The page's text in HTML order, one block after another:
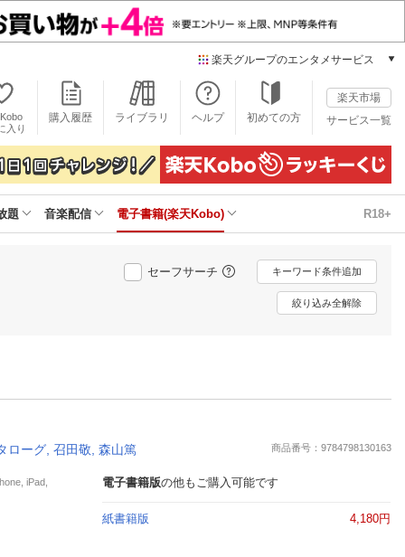
楽天グループのエンタメサービス
本/ゲーム/CD/DVD
楽天ブックス
電子書籍
楽天Kobo
雑誌読み放題
楽天ミュージック
動画配信
楽天TV
動画配信ガイド
推し楽
入り
購入履歴 ライブラリ ヘルプ 初めての方
楽天市場
サービス一覧
題 音楽配信 電子書籍(楽天Kobo) R18+
セーフサーチ キーワード条件追加
絞り込み全解除
ローグ, 召田敬, 森山篤 商品番号：9784798130163
iPad,
電子書籍版の他もご購入可能です
紙書籍版 4,180円